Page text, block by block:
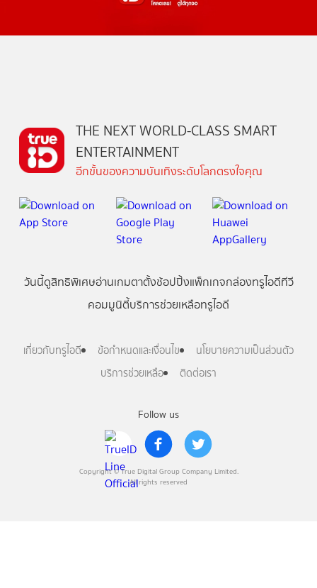
Follow us
Copyright © True Digital Group Company Limited.
All rights reserved
THE NEXT WORLD-CLASS SMART
ENTERTAINMENT
อีกขั้นของความบันเทิงระดับโลกตรงใจคุณ
วันนี้ดูสิทธิพิเศษอ่านเกมตาตั้งช้อปปิ้งแพ็กเกจกล่องทรูไอดีทีวี
คอมมูนิตี้บริการช่วยเหลือทรูไอดี
เกี่ยวกับทรูไอดี ข้อกำหนดและเงื่อนไข
นโยบายความเป็นส่วนตัว
บริการช่วยเหลือ
ติดต่อเรา